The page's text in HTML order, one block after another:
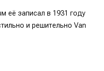
её записал в 1931 году
и решительно Van